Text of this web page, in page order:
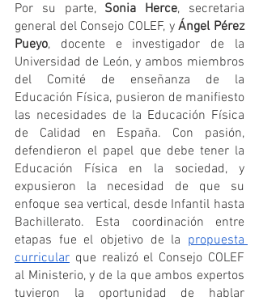
Por su parte, Sonia Herce, secretaria
general del Consejo COLEF, y Ángel Pérez
Pueyo, docente e investigador de la
Universidad de León, y ambos miembros
del Comité de enseñanza de la
Educación Física, pusieron de manifiesto
las necesidades de la Educación Física
de Calidad en España. Con pasión,
defendieron el papel que debe tener la
Educación Física en la sociedad, y
expusieron la necesidad de que su
enfoque sea vertical, desde Infantil hasta
Bachillerato. Esta coordinación entre
etapas fue el objetivo de la propuesta
curricular que realizó el Consejo COLEF
al Ministerio, y de la que ambos expertos
tuvieron la oportunidad de hablar